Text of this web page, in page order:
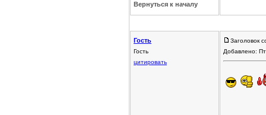
Вернуться к началу
Гость
Гость
цитировать
Заголовок
Добавлено: